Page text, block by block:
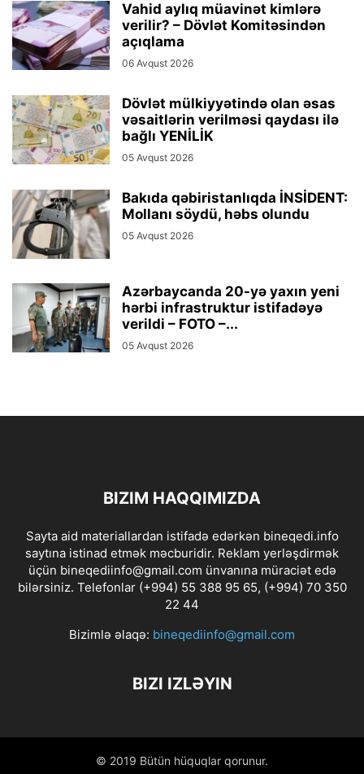
Vahid aylıq müavinət kimlərə
verilir? – Dövlət Komitəsindən
açıqlama
06 Avqust 2026
Dövlət mülkiyyətində olan əsas
vəsaitlərin verilməsi qaydası ilə
bağlı YENİLİK
05 Avqust 2026
Bakıda qəbiristanlıqda İNSİDENT:
Mollanı söydü, həbs olundu
05 Avqust 2026
Azərbaycanda 20-yə yaxın yeni
hərbi infrastruktur istifadəyə
verildi – FOTO –...
05 Avqust 2026
BIZIM HAQQIMIZDA
Sayta aid materiallardan istifadə edərkən bineqedi.info
saytına istinad etmək məcburidir. Reklam yerləşdirmək
üçün bineqediinfo@gmail.com ünvanına müraciət edə
bilərsiniz. Telefonlar (+994) 55 388 95 65, (+994) 70 350
22 44
Bizimlə əlaqə: bineqediinfo@gmail.com
BIZI IZLƏYIN
© 2019 Bütün hüquqlar qorunur.